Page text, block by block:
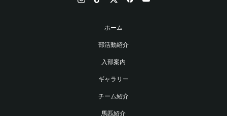
ホーム
部活動紹介
入部案内
ギャラリー
チーム紹介
馬匹紹介